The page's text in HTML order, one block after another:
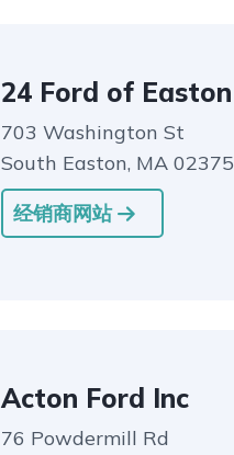
24 Ford of Easton
703 Washington St
South Easton, MA 02375
经销商网站
Acton Ford Inc
76 Powdermill Rd